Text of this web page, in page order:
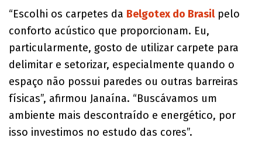
“Escolhi os carpetes da Belgotex do Brasilpelo
conforto acústico que proporcionam. Eu,
particularmente, gosto de utilizar carpete para
delimitar e setorizar, especialmente quando o
espaço não possui paredes ou outras barreiras
físicas”, afirmou Janaína. “Buscávamos um
ambiente mais descontraído e energético, por
isso investimos no estudo das cores”.